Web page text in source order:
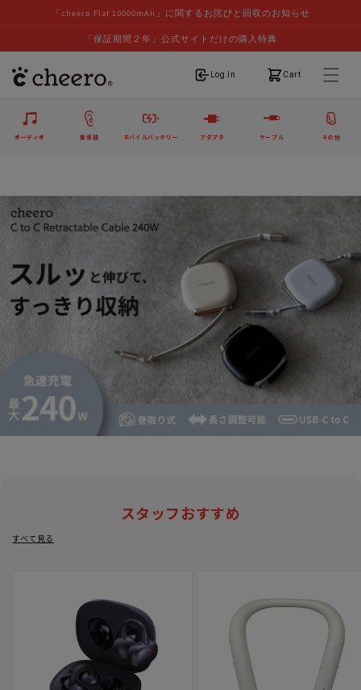
「cheero Flat 10000mAh」に関するお詫びと回収のお知らせ
「保証期間２年」公式サイトだけの購入特典
Log In
ログイン Cart
カート
オーディオ 集音器 モバイルバッテリー アダプタ ケーブル その他
スタッフおすすめ
すべて見る